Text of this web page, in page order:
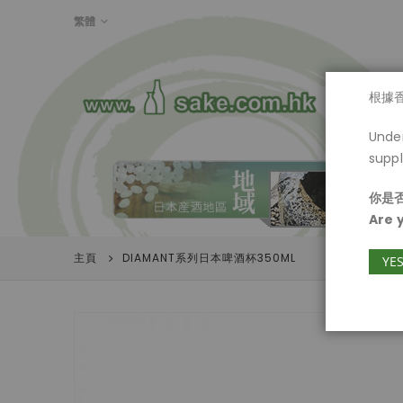
LANGUAGE
繁體
主頁 DIAMANT系列日本啤酒杯350ML
根據
你是
Are